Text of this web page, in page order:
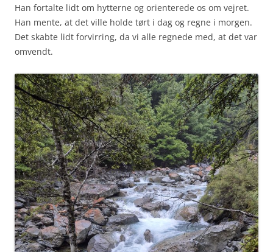
Han fortalte lidt om hytterne og orienterede os om vejret.
Han mente, at det ville holde tørt i dag og regne i morgen.
Det skabte lidt forvirring, da vi alle regnede med, at det var
omvendt.